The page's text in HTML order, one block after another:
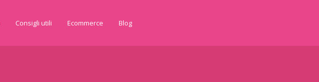
Consigli utili Ecommerce Blog